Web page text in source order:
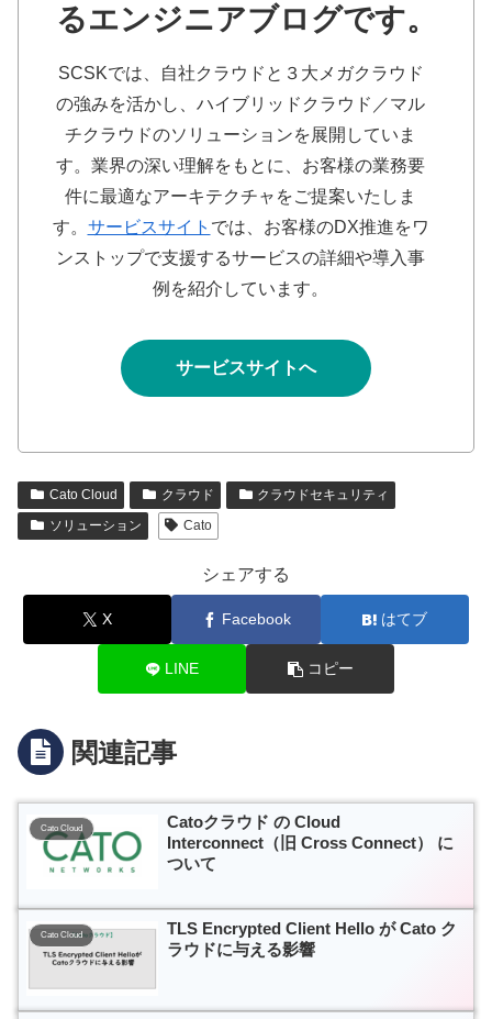
るエンジニアブログです。
SCSKでは、自社クラウドと３大メガクラウド
の強みを活かし、ハイブリッドクラウド／マル
チクラウドのソリューションを展開していま
す。業界の深い理解をもとに、お客様の業務要
件に最適なアーキテクチャをご提案いたしま
す。 サービスサイト では、お客様のDX推進をワ
ンストップで支援するサービスの詳細や導入事
例を紹介しています。
サービスサイトへ
Cato Cloud クラウド
クラウドセキュリティ
ソリューション
Cato
シェアする
X Facebook はてブ
LINE コピー
関連記事
Cato Cloud
Catoクラウド の Cloud
Interconnect（旧 Cross Connect） に
ついて
Cato Cloud
TLS Encrypted Client Hello が Cato ク
ラウドに与える影響